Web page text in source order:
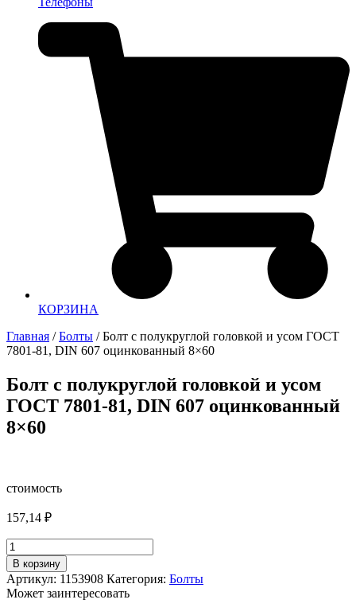
КОРЗИНА
Главная /Болты / Болт с полукруглой головкой и усом ГОСТ
7801-81, DIN 607 оцинкованный 8×60
Болт с полукруглой головкой и усом
ГОСТ 7801-81, DIN 607 оцинкованный
8×60
стоимость
157,14 ₽
Количество
товара
Болт
с
полукруглой
В корзину
Артикул: 1153908 Категория: Болты
Может заинтересовать